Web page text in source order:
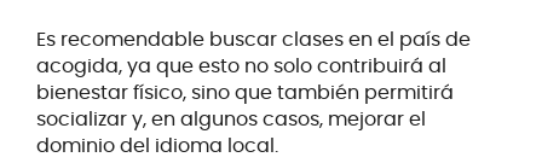
Es recomendable buscar clases en el país de
acogida, ya que esto no solo contribuirá al
bienestar físico, sino que también permitirá
socializar y, en algunos casos, mejorar el
dominio del idioma local.